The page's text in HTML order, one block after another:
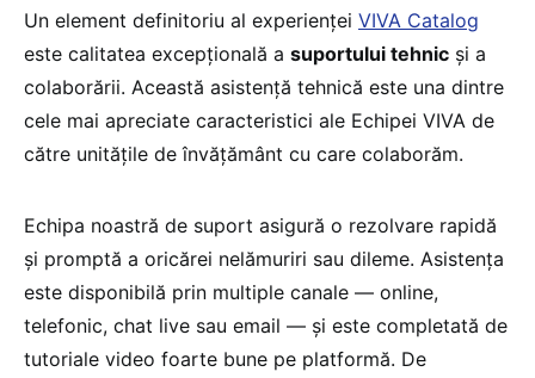
Un element definitoriu al experienței VIVA Catalog
este calitatea excepțională a suportului tehnic și a
colaborării. Această asistență tehnică este una dintre
cele mai apreciate caracteristici ale Echipei VIVA de
către unitățile de învățământ cu care colaborăm.
Echipa noastră de suport asigură o rezolvare rapidă
și promptă a oricărei nelămuriri sau dileme. Asistența
este disponibilă prin multiple canale — online,
telefonic, chat live sau email — și este completată de
tutoriale video foarte bune pe platformă. De